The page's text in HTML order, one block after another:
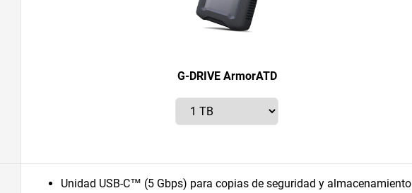
G-DRIVE ArmorATD
Unidad USB-C™ (5 Gbps) para copias de seguridad y almacenamiento